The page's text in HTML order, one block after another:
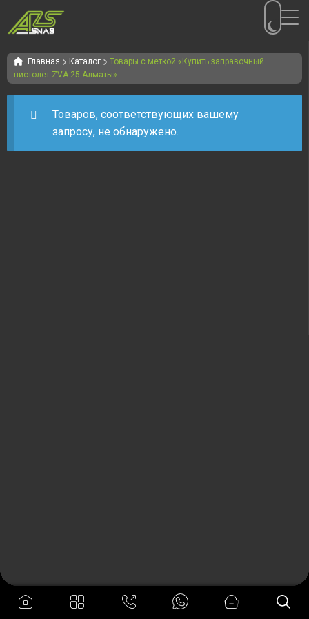
Перейти
к
навигации
Перейти
к
содержимому
Главная Каталог
Товары с меткой «Купить заправочный
пистолет ZVA 25 Алматы»
Товаров, соответствующих вашему
запросу, не обнаружено.